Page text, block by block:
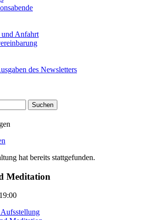
Anfahrt
des Newsletters
hat bereits stattgefunden.
Meditation
Aufsstellung